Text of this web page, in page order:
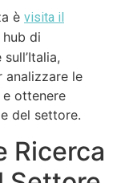
è visita il
di
analizzare le
ottenere
del settore.
Ricerca